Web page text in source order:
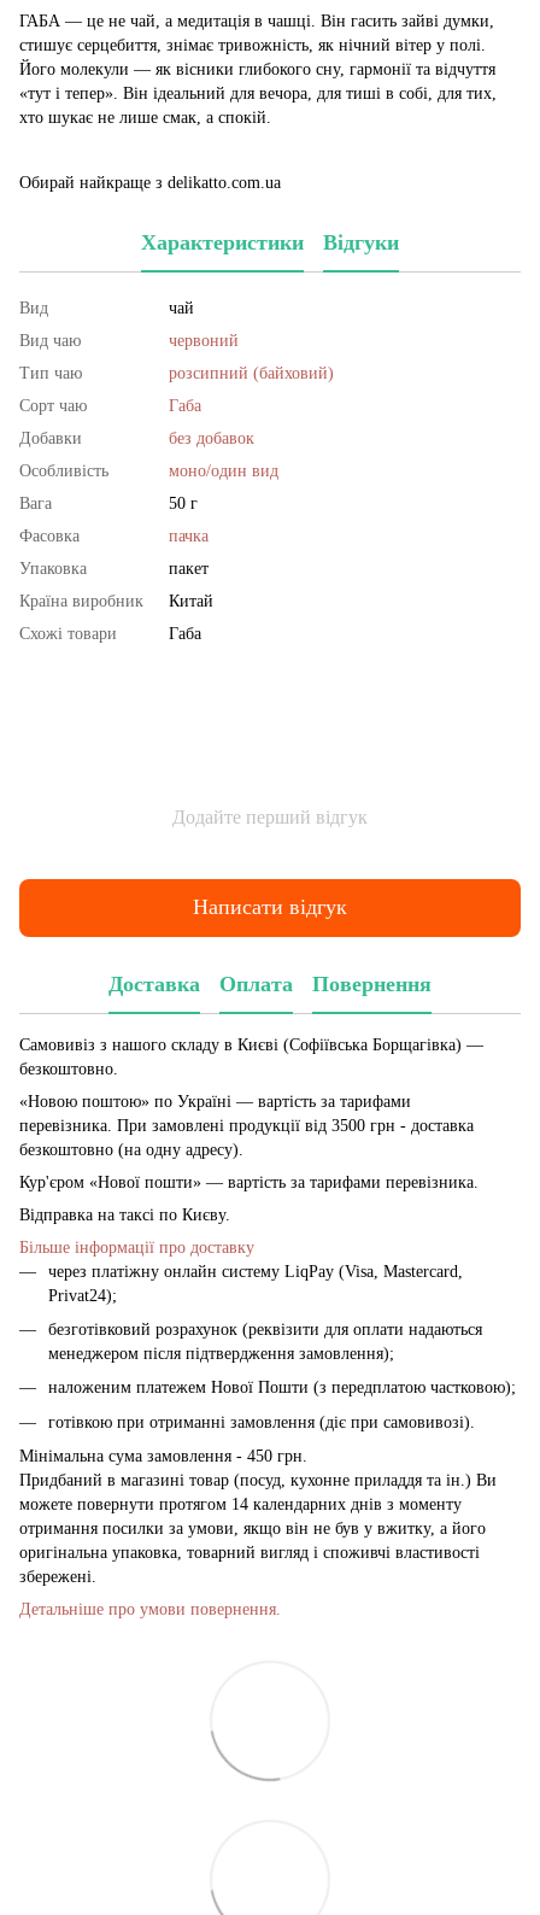
ГАБА — це не чай, а медитація в чашці. Він гасить зайві думки,
стишує серцебиття, знімає тривожність, як нічний вітер у полі.
Його молекули — як вісники глибокого сну, гармонії та відчуття
«тут і тепер». Він ідеальний для вечора, для тиші в собі, для тих,
хто шукає не лише смак, а спокій.
Обирай найкраще з delikatto.com.ua
Характеристики Відгуки
Вид
чай
Вид чаю
червоний
Тип чаю
розсипний (байховий)
Сорт чаю
Габа
Добавки
без добавок
Особливість
моно/один вид
Вага
50 г
Фасовка
пачка
Упаковка
пакет
Країна виробник
Китай
Схожі товари
Габа
Додайте перший відгук
Написати відгук
Доставка Оплата Повернення
Самовивіз з нашого складу в Києві (Софіївська Борщагівка) —
безкоштовно.
«Новою поштою» по Україні — вартість за тарифами
перевізника. При замовлені продукції від 3500 грн - доставка
безкоштовно (на одну адресу).
Кур'єром «Нової пошти» — вартість за тарифами перевізника.
Відправка на таксі по Києву.
Більше інформації про доставку
через платіжну онлайн систему LiqPay (Visa, Mastercard,
Privat24);
безготівковий розрахунок (реквізити для оплати надаються
менеджером після підтвердження замовлення);
наложеним платежем Нової Пошти (з передплатою частковою);
готівкою при отриманні замовлення (діє при самовивозі).
Мінімальна сума замовлення - 450 грн.
Придбаний в магазині товар (посуд, кухонне приладдя та ін.) Ви
можете повернути протягом 14 календарних днів з моменту
отримання посилки за умови, якщо він не був у вжитку, а його
оригінальна упаковка, товарний вигляд і споживчі властивості
збережені.
Детальніше про умови повернення.